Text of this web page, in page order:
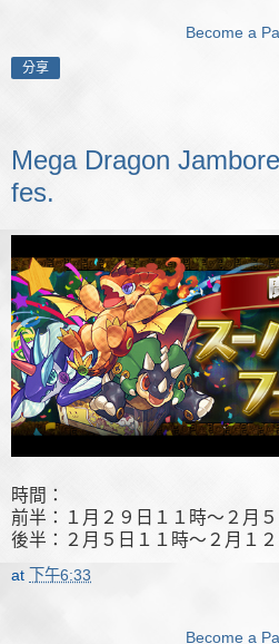
Become a
分享
Mega Dragon
fes.
時間：
前半：１月２９日１１時～２月
後半：２月５日１１時～２月１
at 下午6:33
Become a